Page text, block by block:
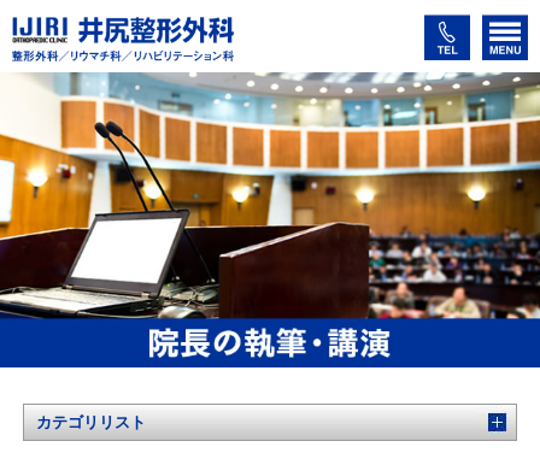
カテゴリリスト